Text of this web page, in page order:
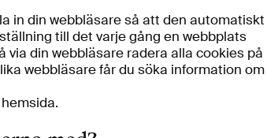
in din webbläsare så att den automatiskt
till det varje gång en webbplats
via din webbläsare radera alla cookies på
webbläsare får du söka information om